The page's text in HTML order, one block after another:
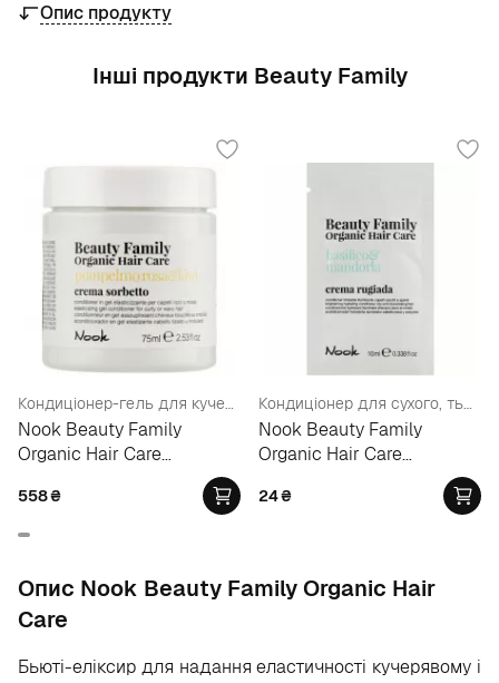
Опис продукту
Інші продукти Beauty Family
Кондиціонер-гель для кучерявого та кучерявого волосся
Nook Beauty Family
Organic Hair Care
Conditioner
558₴
Кондиціонер для сухого, тьмяного волосся (пробник)
Nook Beauty Family
Organic Hair Care
24₴
Опис Nook Beauty Family Organic Hair
Care
Бьюті-еліксир для надання еластичності кучерявому і